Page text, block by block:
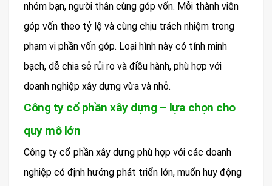
nhóm bạn, người thân cùng góp vốn. Mỗi thành viên
góp vốn theo tỷ lệ và cùng chịu trách nhiệm trong
phạm vi phần vốn góp. Loại hình này có tính minh
bạch, dễ chia sẻ rủi ro và điều hành, phù hợp với
doanh nghiệp xây dựng vừa và nhỏ.
Công ty cổ phần xây dựng – lựa chọn cho
quy mô lớn
Công ty cổ phần xây dựng phù hợp với các doanh
nghiệp có định hướng phát triển lớn, muốn huy động